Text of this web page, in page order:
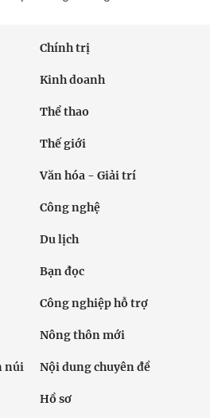
Chính trị
Kinh doanh
Thể thao
Thế giới
Văn hóa - Giải trí
Công nghệ
Du lịch
Bạn đọc
Công nghiệp hỗ trợ
Nông thôn mới
núi Nội dung chuyên đề
Hồ sơ